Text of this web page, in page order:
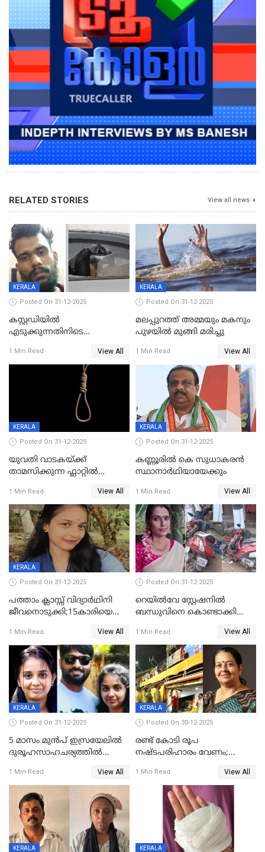
RELATED STORIES View all news
KERALA
Posted On 31-12-2025
കസ്റ്റഡിയിൽ
എടുക്കുന്നതിനിടെ
വധശ്രമക്കേസ് പ്രതി പിടിയിൽ
1 Min Read View All
KERALA
Posted On 31-12-2025
മലപ്പുറത്ത് അമ്മയും മകനും
പുഴയിൽ മുങ്ങി മരിച്ചു
1 Min Read View All
KERALA
Posted On 31-12-2025
യുവതി വാടകയ്ക്ക്
താമസിക്കുന്ന ഫ്ലാറ്റില്‍
സംഭവം കൈതപ്പൊയിലില്‍
1 Min Read View All
KERALA
Posted On 31-12-2025
കണ്ണൂരിൽ കെ സുധാകരൻ
സ്ഥാനാർഥിയായേക്കും
1 Min Read View All
KERALA
Posted On 31-12-2025
പത്താം ക്ലാസ്സ് വിദ്യാര്‍ഥിനി
ജീവനൊടുക്കി;15കാരിയെ
കിടപ്പുമുറിയില്‍ തൂങ്ങി മരിച്ച
നിലയിൽ
1 Min Read View All
Posted On 31-12-2025
റെയിൽവേ സ്റ്റേഷനിൽ
ബന്ധുവിനെ കൊണ്ടാക്കി
ലോറി സ്കൂട്ടറിൽ ഇടിച്ചു :
യുവതിക്ക് ദാരുണാന്ത്യം
1 Min Read View All
KERALA
Posted On 31-12-2025
5 മാസം മുൻപ് ഇസ്രയേലിൽ
ദുരൂഹസാഹചര്യത്തിൽ
മലയാളി യുവാവിന്റെ ഭാര്യയും
മരിച്ചു
1 Min Read View All
KERALA
Posted On 30-12-2025
രണ്ട് കോടി രൂപ
നഷ്ടപരിഹാരം വേണം;
നോട്ടീസയച്ച് ഉമാ തോമസ്
1 Min Read View All
KERALA KERALA